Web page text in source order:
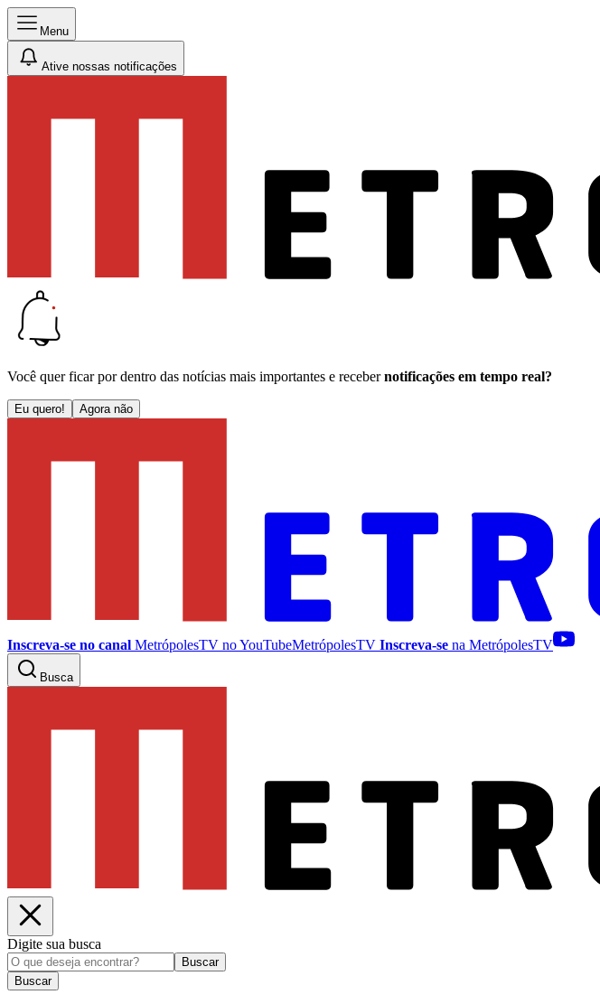
Menu
Ative nossas notificações
Você quer ficar por dentro das notícias mais importantes e receber notificações em tempo real?
Eu quero! Agora não
Inscreva-se no canal MetrópolesTV noYouTubeMetrópolesTV Inscreva-se na MetrópolesTV
Busca
Digite sua busca
Buscar
Buscar